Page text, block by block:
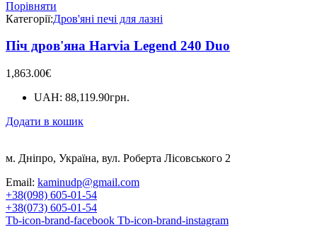
Порівняти
Категорії:Дров'яні печі для лазні
Піч дров'яна Harvia Legend 240 Duo
1,863.00€
UAH: 88,119.90грн.
Додати в кошик
м. Дніпро, Україна, вул. Роберта Лісовського 2
Email: kaminudp@gmail.com
+38(098) 605-01-54
+38(073) 605-01-54
Tb-icon-brand-facebook Tb-icon-brand-instagram